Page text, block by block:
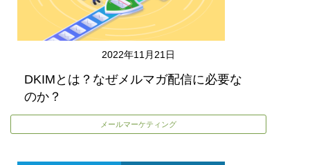
2022年11月21日
DKIMとは？なぜメルマガ配信に必要な
のか？
メールマーケティング